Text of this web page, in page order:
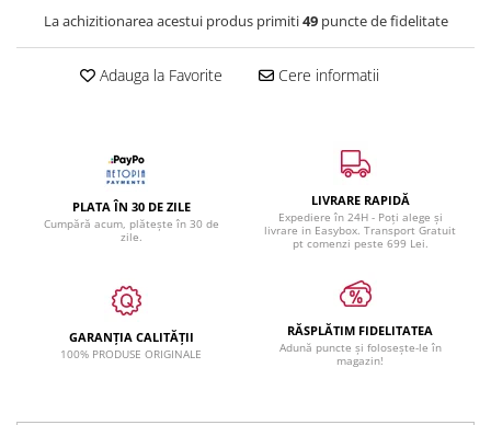
La achizitionarea acestui produs primiti49puncte de fidelitate
Adauga la Favorite Cere informatii
PLATA ÎN 30 DE ZILE
Cumpără acum, plătește în 30 de
zile.
LIVRARE RAPIDĂ
Expediere în 24H - Poți alege și
livrare in Easybox. Transport Gratuit
pt comenzi peste 699 Lei.
GARANȚIA CALITĂȚII
100% PRODUSE ORIGINALE
RĂSPLĂTIM FIDELITATEA
Adună puncte și folosește-le în
magazin!